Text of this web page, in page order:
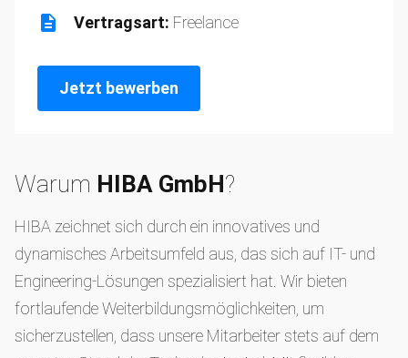
Vertragsart: Freelance
Jetzt bewerben
Warum HIBA GmbH?
HIBA zeichnet sich durch ein innovatives und
dynamisches Arbeitsumfeld aus, das sich auf IT- und
Engineering-Lösungen spezialisiert hat. Wir bieten
fortlaufende Weiterbildungsmöglichkeiten, um
sicherzustellen, dass unsere Mitarbeiter stets auf dem